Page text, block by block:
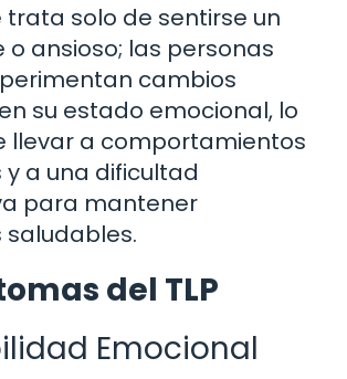
trata solo de sentirse un
o ansioso; las personas
cambios
su estado emocional, lo
llevar a comportamientos
y a una dificultad
para mantener
saludables.
del TLP
Emocional